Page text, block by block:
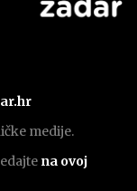
medije.
na ovoj